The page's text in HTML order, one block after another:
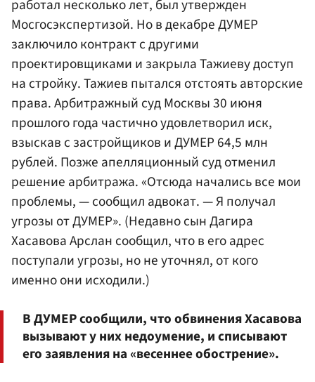
работал несколько лет, был утвержден
Мосгосэкспертизой. Но в декабре ДУМЕР
заключило контракт с другими
проектировщиками и закрыла Тажиеву доступ
на стройку. Тажиев пытался отстоять авторские
права. Арбитражный суд Москвы 30 июня
прошлого года частично удовлетворил иск,
взыскав с застройщиков и ДУМЕР 64,5 млн
рублей. Позже апелляционный суд отменил
решение арбитража. «Отсюда начались все мои
проблемы, — сообщил адвокат. — Я получал
угрозы от ДУМЕР». (Недавно сын Дагира
Хасавова Арслан сообщил, что в его адрес
поступали угрозы, но не уточнял, от кого
именно они исходили.)
В ДУМЕР сообщили, что обвинения Хасавова
вызывают у них недоумение, и списывают
его заявления на «весеннее обострение».